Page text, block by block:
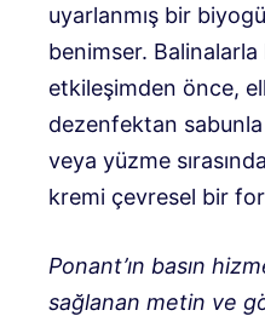
uyarlanmış bir
benimser.
etkileşimden önce,
dezenfektan sabunla
veya yüzme
kremi çevresel bir
Ponant’ın basın
sağlanan metin ve